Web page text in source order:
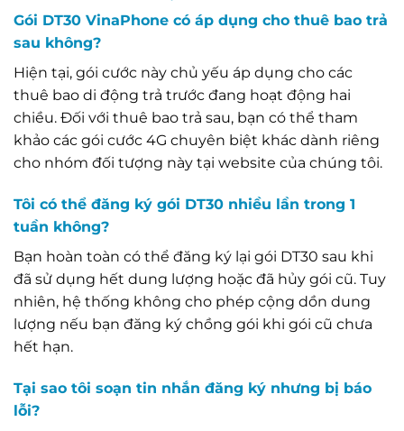
Gói DT30 VinaPhone có áp dụng cho thuê bao trả
sau không?
Hiện tại, gói cước này chủ yếu áp dụng cho các
thuê bao di động trả trước đang hoạt động hai
chiều. Đối với thuê bao trả sau, bạn có thể tham
khảo các gói cước 4G chuyên biệt khác dành riêng
cho nhóm đối tượng này tại website của chúng tôi.
Tôi có thể đăng ký gói DT30 nhiều lần trong 1
tuần không?
Bạn hoàn toàn có thể đăng ký lại gói DT30 sau khi
đã sử dụng hết dung lượng hoặc đã hủy gói cũ. Tuy
nhiên, hệ thống không cho phép cộng dồn dung
lượng nếu bạn đăng ký chồng gói khi gói cũ chưa
hết hạn.
Tại sao tôi soạn tin nhắn đăng ký nhưng bị báo
lỗi?